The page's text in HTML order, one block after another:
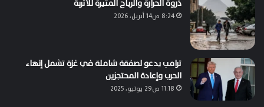
ذروة الحرارة والرياح المثيرة للأتربة
8:24 ص14 أبريل، 2026
ترامب يدعو لصفقة شاملة في غزة تشمل إنهاء
الحرب وإعادة المحتجزين
11:18 ص29 يونيو، 2025